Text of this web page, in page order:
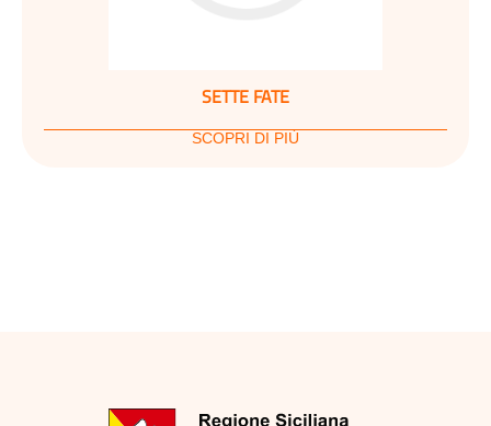
SETTE FATE
SCOPRI DI PIÙ